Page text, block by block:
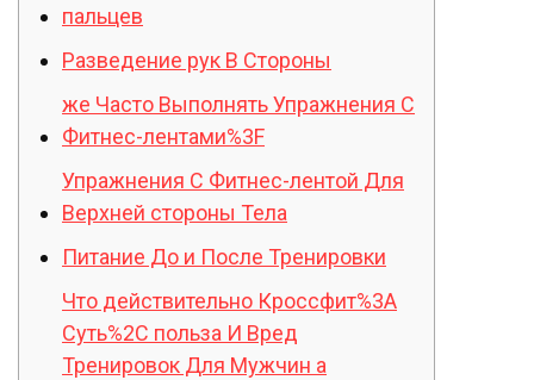
пальцев
Разведение рук В Стороны
же Часто Выполнять Упражнения С
Фитнес-лентами%3F
Упражнения С Фитнес-лентой Для
Верхней стороны Тела
Питание До и После Тренировки
Что действительно Кроссфит%3A
Суть%2C польза И Вред
Тренировок Для Мужчин а